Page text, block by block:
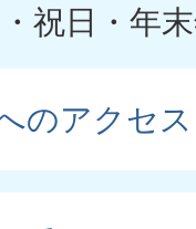
・祝日・年
のアクセス